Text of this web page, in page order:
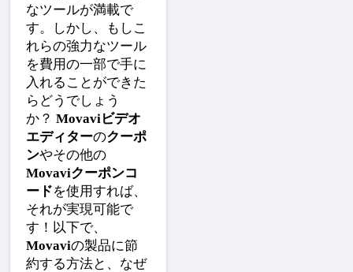
なツールが満載で
す。しかし、もしこ
れらの強力なツール
を費用の一部で手に
入れることができた
らどうでしょう
か？ Movaviビデオ
エディターのクーポ
ンやその他の
Movaviクーポンコ
ードを使用すれば、
それが実現可能で
す！以下で、
Movaviの製品に節
約する方法と、なぜ